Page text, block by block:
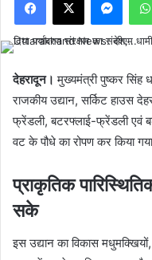
देहरादून। मुख्यमंत्री पुष्कर सिंह
राजकीय उद्यान, सर्किट हाउस
फ्रेंडली, बटरफ्लाई-फ्रेंडली एवं
वट के पौधे का रोपण कर किया
प्राकृतिक
सके
इस उद्यान का विकास